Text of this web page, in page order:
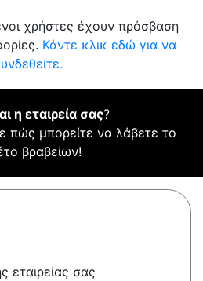
χρήστες έχουν πρόσβαση
Κάντε κλικ εδώ για να
η εταιρεία σας?
πώς μπορείτε να λάβετε το
βραβείων!
εταιρείας σας